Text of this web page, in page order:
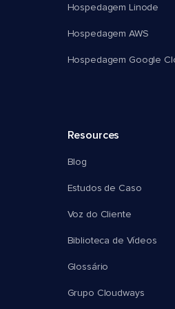
Hospedagem Linode
Hospedagem AWS
Hospedagem Google
Resources
Blog
Estudos de Caso
Voz do Cliente
Biblioteca de Vídeos
Glossário
Grupo Cloudways